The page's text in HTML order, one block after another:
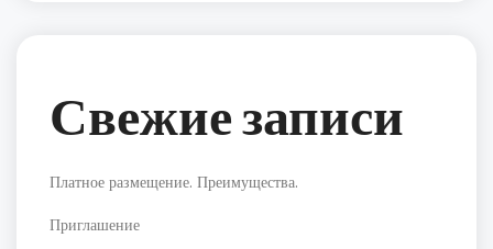
Свежие записи
Платное размещение. Преимущества.
Приглашение